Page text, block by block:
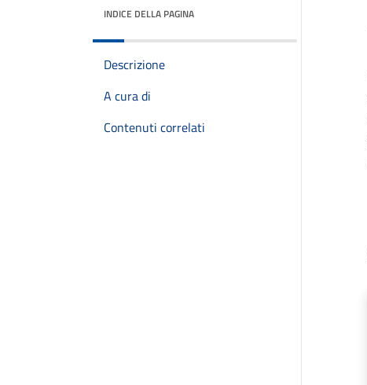
INDICE DELLA PAGINA
Descrizione
A cura di
Contenuti correlati